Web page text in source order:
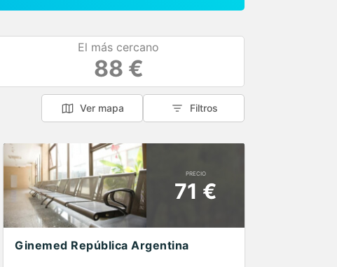
El más cercano
88 €
Ver mapa Filtros
PRECIO
71 €
Ginemed República Argentina